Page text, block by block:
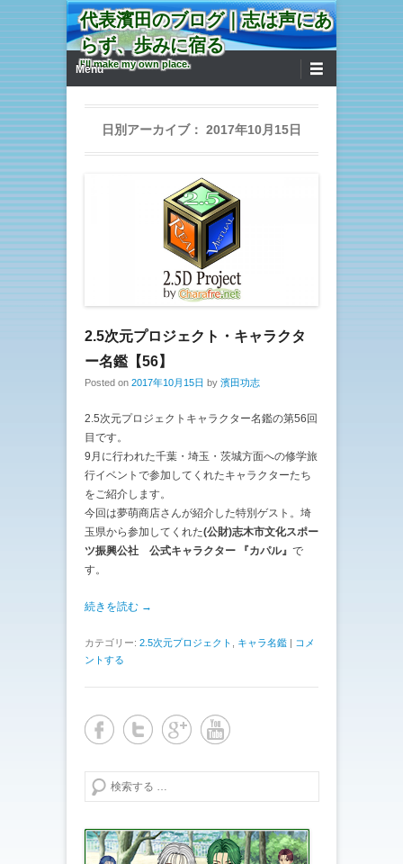
代表濱田のブログ｜志は声にあ
らず、歩みに宿る
I'll make my own place.
第1メニュー
コンテンツへ移動
Menu
日別アーカイブ： 2017年10月15日
2.5次元プロジェクト・キャラクタ
ー名鑑【56】
Posted on 2017年10月15日 by 濱田功志
2.5次元プロジェクトキャラクター名鑑の第56回
目です。
9月に行われた千葉・埼玉・茨城方面への修学旅
行イベントで参加してくれたキャラクターたち
をご紹介します。
今回は夢萌商店さんが紹介した特別ゲスト。埼
玉県から参加してくれた(公財)志木市文化スポー
ツ振興公社 公式キャラクター 『カパル』 で
す。
続きを読む →
カテゴリー: 2.5次元プロジェクト キャラ名鑑 | コメ
ントする
検索する